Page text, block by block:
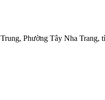
Phường Tây Nha Trang,